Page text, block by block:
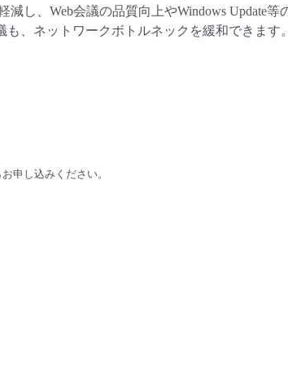
し、Web会議の品質向上やWindows Update
、ネットワークボトルネックを緩和できます。
申し込みください。